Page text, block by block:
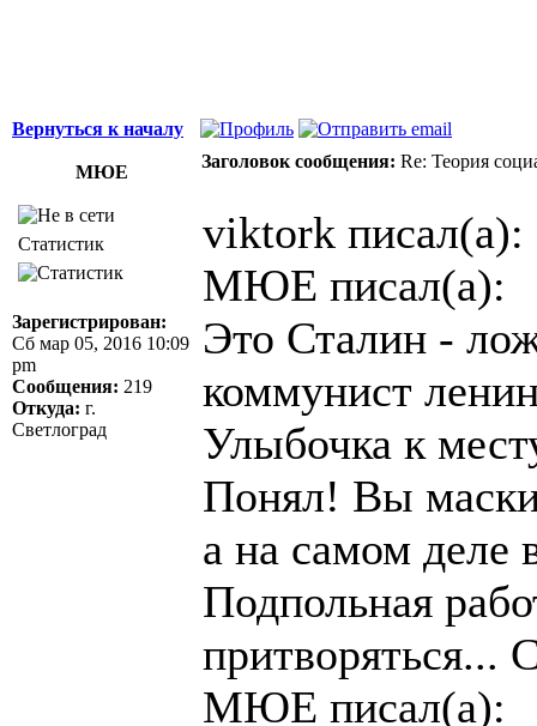
Вернуться к началу
МЮЕ
Заголовок сообщения: Re: Теория
Статистик
Зарегистрирован:
Сб мар 05, 2016 10:09
pm
Сообщения: 219
Откуда: г.
Светлоград
viktork писал(а):
МЮЕ писал(а):
Это Сталин -
коммунист
Улыбочка к
Понял! Вы
а на самом деле
Подпольная
притворяться...
МЮЕ писал(а):